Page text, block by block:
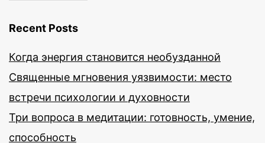
Recent Posts
Когда энергия становится необузданной
Священные мгновения уязвимости: место
встречи психологии и духовности
Три вопроса в медитации: готовность, умение,
способность